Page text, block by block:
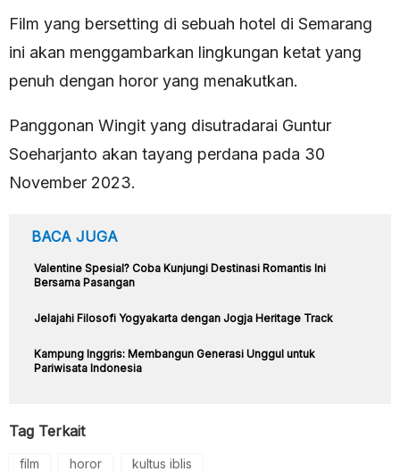
Film yang bersetting di sebuah hotel di Semarang
ini akan menggambarkan lingkungan ketat yang
penuh dengan horor yang menakutkan.
Panggonan Wingit yang disutradarai Guntur
Soeharjanto akan tayang perdana pada 30
November 2023.
BACA JUGA
Valentine Spesial? Coba Kunjungi Destinasi Romantis Ini
Bersama Pasangan
Jelajahi Filosofi Yogyakarta dengan Jogja Heritage Track
Kampung Inggris: Membangun Generasi Unggul untuk
Pariwisata Indonesia
Tag Terkait
film horor kultus iblis